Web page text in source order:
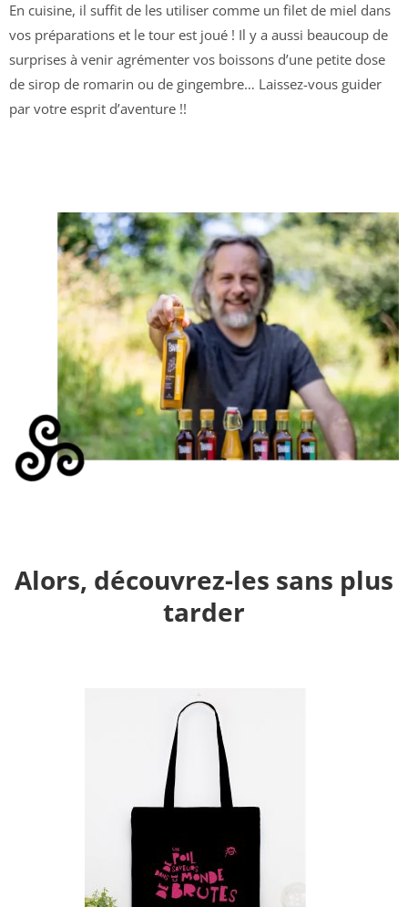
En cuisine, il suffit de les utiliser comme un filet de miel dans
vos préparations et le tour est joué ! Il y a aussi beaucoup de
surprises à venir agrémenter vos boissons d’une petite dose
de sirop de romarin ou de gingembre… Laissez-vous guider
par votre esprit d’aventure !!
Alors, découvrez-les sans plus
tarder